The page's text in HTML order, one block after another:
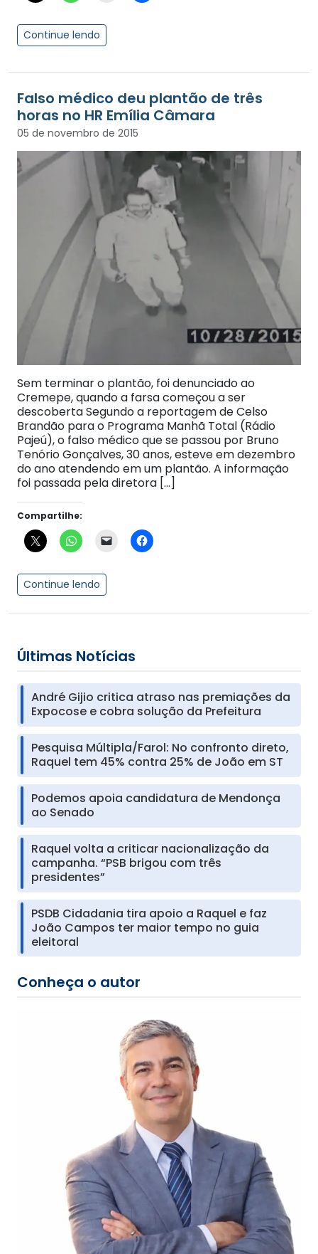
Continue lendo
Falso médico deu plantão de três
horas no HR Emília Câmara
05 de novembro de 2015
Sem terminar o plantão, foi denunciado ao
Cremepe, quando a farsa começou a ser
descoberta Segundo a reportagem de Celso
Brandão para o Programa Manhã Total (Rádio
Pajeú), o falso médico que se passou por Bruno
Tenório Gonçalves, 30 anos, esteve em dezembro
do ano atendendo em um plantão. A informação
foi passada pela diretora […]
Compartilhe:
Continue lendo
Últimas Notícias
André Gijio critica atraso nas premiações da
Expocose e cobra solução da Prefeitura
Pesquisa Múltipla/Farol: No confronto direto,
Raquel tem 45% contra 25% de João em ST
Podemos apoia candidatura de Mendonça
ao Senado
Raquel volta a criticar nacionalização da
campanha. “PSB brigou com três
presidentes”
PSDB Cidadania tira apoio a Raquel e faz
João Campos ter maior tempo no guia
eleitoral
Conheça o autor